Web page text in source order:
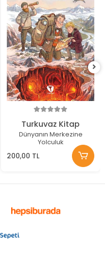
Turkuvaz Kitap
Dünyanın Merkezine
Yolculuk
200,00 TL